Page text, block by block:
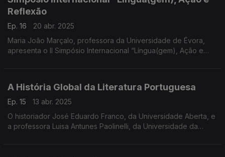
Reflexão
Ep. 16
20 abr. 2025
Maria João Marçalo, professora da Universidade de Évora,
apresenta o II Simpósio Internacional “Língua(gem), Ação e
A História Global da Literatura Portuguesa
Ep. 15
13 abr. 2025
O historiador José Eduardo Franco, da Universidade Aberta, e
a professora Luisa Antunes Paolinelli, da Universidade da